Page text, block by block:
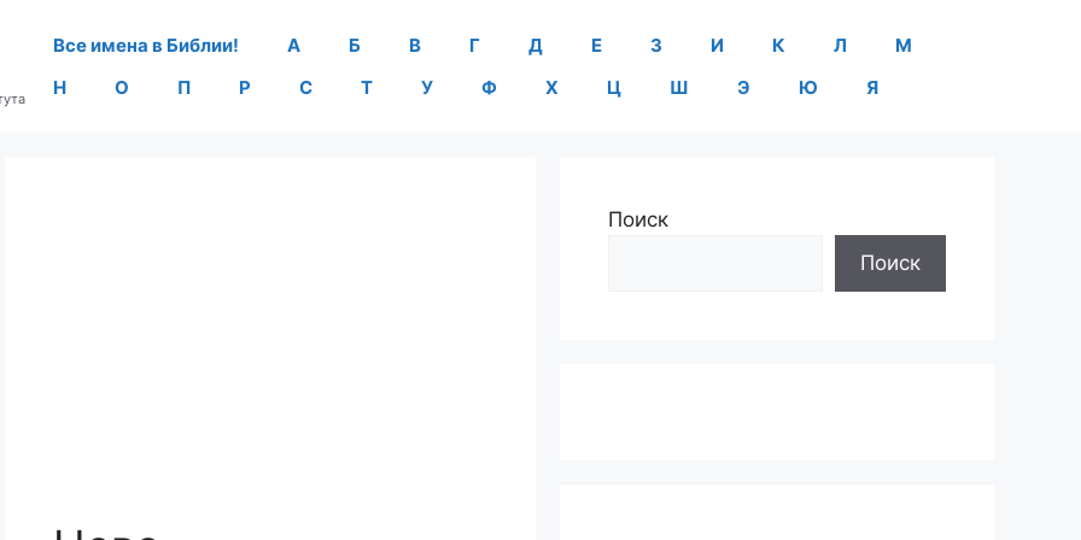
Все имена в Библии! А Б В Г Д Е З И К Л
М
Н
О П Р С Т У Ф Х Ц Ш Э Ю Я
Поиск
Поиск